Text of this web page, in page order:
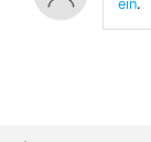
ein.